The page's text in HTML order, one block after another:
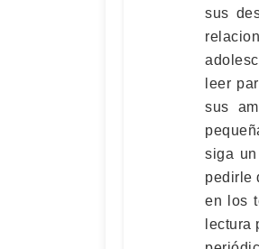
sus
leer
sus
siga
pedirle
en los
lectura